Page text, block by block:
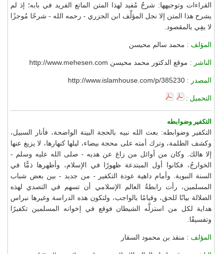
القراءات وتوجيهها: شرحٌ مُفيد لهذا المتن الماتع الفريد في بابه؛ إذ لم
يشرح هذا المتن إلا نجل المؤلِّف ابن الجزري - رحمه الله - شرحًا مُوجزًا
لا يفِي بالمقصود.
المؤلف : محمد سالم محيسن
الناشر : موقع الدكتور محمد محيسن http://www.mehesen.com
المصدر : http://www.islamhouse.com/p/385230
التحميل :
التكفير وضوابطه
التكفير وضوابطه: بعث الله نبيه بالحجة البينة الواضحة، فأنار السبيل،
وكشف الظلمة، وترك أمته على محجة بيضاء، ليلها كنهارها، لا يزيغ عنها
إلا هالك. وكان من أوائل من زاغ عن هديه - صلى الله عليه وسلم -
الخوارجُ، فكانوا أول المبتدعة ظهورًا في الإسلام، وأظهرها ذمًّا في
السنة النبوية. وأمام داهية عودة التكفير - من جديد - بين بعض شباب
المسلمين، رأت رابطةُ العالم الإسلامي أن تسهم في التصدي لهذه
الضلالة بيانًا للحق، وقيامًا بالواجب، ولتكون هذه الدراسة وغيرها نبراس
هداية لكل من استزلَّه الشيطان فوقع في إخوانه المسلمين تكفيرًا
وتفسيقًا.
المؤلف : منقذ بن محمود السقار